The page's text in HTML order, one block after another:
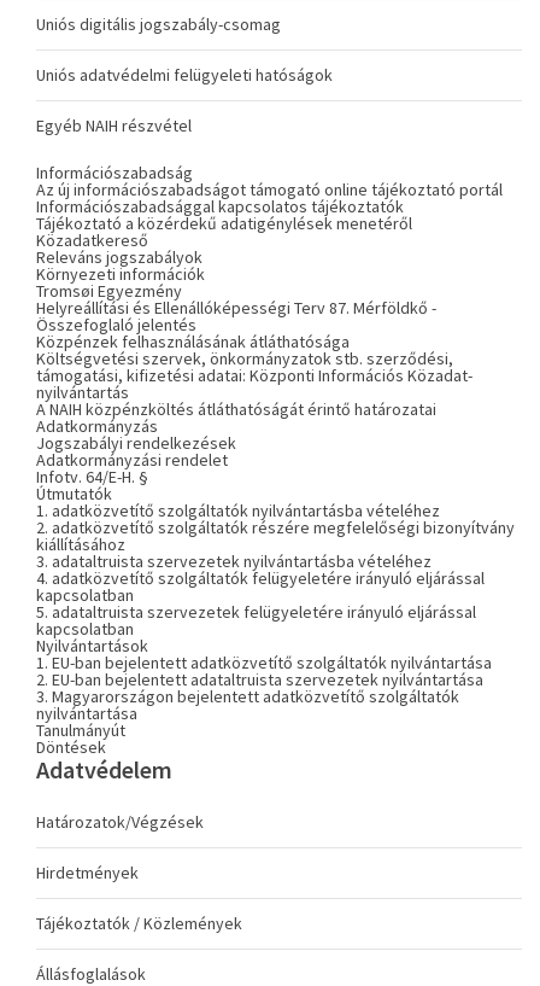
Uniós digitális jogszabály-csomag
Uniós adatvédelmi felügyeleti hatóságok
Egyéb NAIH részvétel
Információszabadság
Az új információszabadságot támogató online tájékoztató portál
Információszabadsággal kapcsolatos tájékoztatók
Tájékoztató a közérdekű adatigénylések menetéről
Közadatkereső
Releváns jogszabályok
Környezeti információk
Tromsøi Egyezmény
Helyreállítási és Ellenállóképességi Terv 87. Mérföldkő -
Összefoglaló jelentés
Közpénzek felhasználásának átláthatósága
Költségvetési szervek, önkormányzatok stb. szerződési,
támogatási, kifizetési adatai: Központi Információs Közadat-
nyilvántartás
A NAIH közpénzköltés átláthatóságát érintő határozatai
Adatkormányzás
Jogszabályi rendelkezések
Adatkormányzási rendelet
Infotv. 64/E-H. §
Útmutatók
1. adatközvetítő szolgáltatók nyilvántartásba vételéhez
2. adatközvetítő szolgáltatók részére megfelelőségi bizonyítvány
kiállításához
3. adataltruista szervezetek nyilvántartásba vételéhez
4. adatközvetítő szolgáltatók felügyeletére irányuló eljárással
kapcsolatban
5. adataltruista szervezetek felügyeletére irányuló eljárással
kapcsolatban
Nyilvántartások
1. EU-ban bejelentett adatközvetítő szolgáltatók nyilvántartása
2. EU-ban bejelentett adataltruista szervezetek nyilvántartása
3. Magyarországon bejelentett adatközvetítő szolgáltatók
nyilvántartása
Tanulmányút
Döntések
Adatvédelem
Határozatok/Végzések
Hirdetmények
Tájékoztatók / Közlemények
Állásfoglalások